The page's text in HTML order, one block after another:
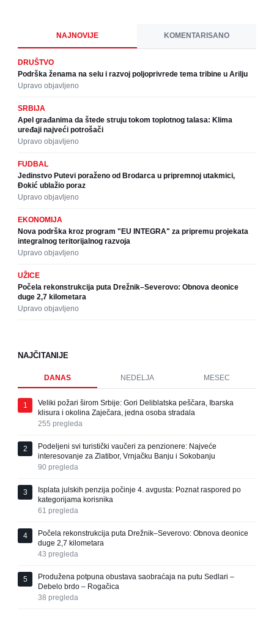
NAJNOVIJE KOMENTARISANO
DRUŠTVO
Podrška ženama na selu i razvoj poljoprivrede tema tribine u Arilju
Upravo objavljeno
SRBIJA
Apel građanima da štede struju tokom toplotnog talasa: Klima
uređaji najveći potrošači
Upravo objavljeno
FUDBAL
Jedinstvo Putevi poraženo od Brodarca u pripremnoj utakmici,
Đokić ublažio poraz
Upravo objavljeno
EKONOMIJA
Nova podrška kroz program "EU INTEGRA" za pripremu projekata
integralnog teritorijalnog razvoja
Upravo objavljeno
UŽICE
Počela rekonstrukcija puta Drežnik–Severovo: Obnova deonice
duge 2,7 kilometara
Upravo objavljeno
NAJČITANIJE
DANAS NEDELJA MESEC
1
Veliki požari širom Srbije: Gori Deliblatska peščara, Ibarska
klisura i okolina Zaječara, jedna osoba stradala
255 pregleda
2
Podeljeni svi turistički vaučeri za penzionere: Najveće
interesovanje za Zlatibor, Vrnjačku Banju i Sokobanju
90 pregleda
3
Isplata julskih penzija počinje 4. avgusta: Poznat raspored po
kategorijama korisnika
61 pregleda
4
Počela rekonstrukcija puta Drežnik–Severovo: Obnova deonice
duge 2,7 kilometara
43 pregleda
5
Produžena potpuna obustava saobraćaja na putu Sedlari –
Debelo brdo – Rogačica
38 pregleda